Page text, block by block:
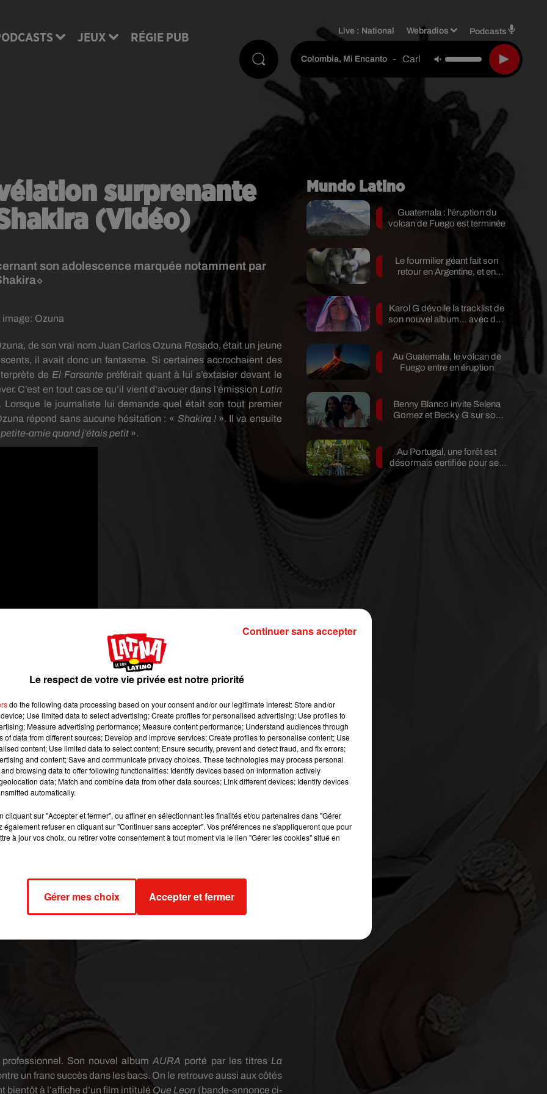
JEUX RÉGIE PUB
Live : National Webradios Podcasts
Colombia, Mi Encanto - Carlos Vives
surprenante
(Vidéo)
son adolescence marquée notamment par
image: Ozuna
, de son vrai nom Juan Carlos Ozuna Rosado, était un jeune
il avait donc un fantasme. Si certaines accrochaient des
de El Farsante préférait quant à lui s’extasier devant le
. C’est en tout cas ce qu’il vient d’avouer dans l’émission Latin
Lorsque le journaliste lui demande quel était son tout premier
répond sans aucune hésitation : « Shakira ! ». Il va ensuite
amie quand j’étais petit ».
est aujourd’hui marié à la belle Taina
il le déclarait récemment sur son compte Facebook :
je me souviens que quand je t’ai rencontré, je n’avais que 40
que mon cœur à te donner et je voulais t’aimer(…). Merci d’être
».Ensemble, ils ont eu deux merveilleux enfants.
Son nouvel albumAURA porté par les titres La
un franc succès dans les bacs. On le retrouve aussi aux côtés
bientôt à l’affiche d’un film intitulé Que Leon (bande-annonce ci-
Mundo Latino
Guatemala : l'éruption du
volcan de Fuego est terminée
Le fourmilier géant fait son
retour en Argentine, et en
Karol G dévoile la tracklist de
son nouvel album… avec des
Au Guatemala, le volcan de
Fuego entre en éruption
Benny Blanco invite Selena
Gomez et Becky G sur son
Au Portugal, une forêt est
désormais certifiée pour ses
Le respect de votre vie privée est notre priorité
do the following data processing based on your consent and/or our legitimate interest: Store and/or
Use limited data to select advertising; Create profiles for personalised advertising; Use profiles to
Measure advertising performance; Measure content performance; Understand audiences through
of data from different sources; Develop and improve services; Create profiles to personalise content; Use
content; Use limited data to select content; Ensure security, prevent and detect fraud, and fix errors;
and content; Save and communicate privacy choices. These technologies may process personal
browsing data to offer following functionalities: Identify devices based on information actively
data; Match and combine data from other data sources; Link different devices; Identify devices
automatically.
cliquant sur "Accepter et fermer", ou affiner en sélectionnant les finalités et/ou partenaires dans "Gérer
également refuser en cliquant sur "Continuer sans accepter". Vos préférences ne s'appliqueront que pour
à jour vos choix, ou retirer votre consentement à tout moment via le lien "Gérer les cookies" situé en
Gérer mes choix Accepter et fermer
Continuer sans accepter